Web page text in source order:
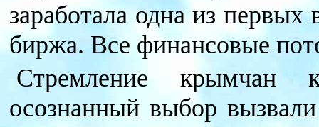
заработала одна из
биржа. Все финансовые
Стремление крымчан
осознанный выбор